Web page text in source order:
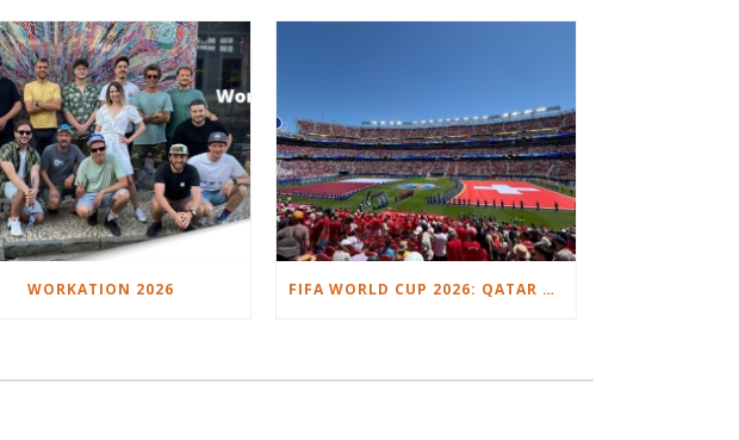
WORKATION 2026 FIFA WORLD CUP 2026: QATAR VS. SWITZERLAND